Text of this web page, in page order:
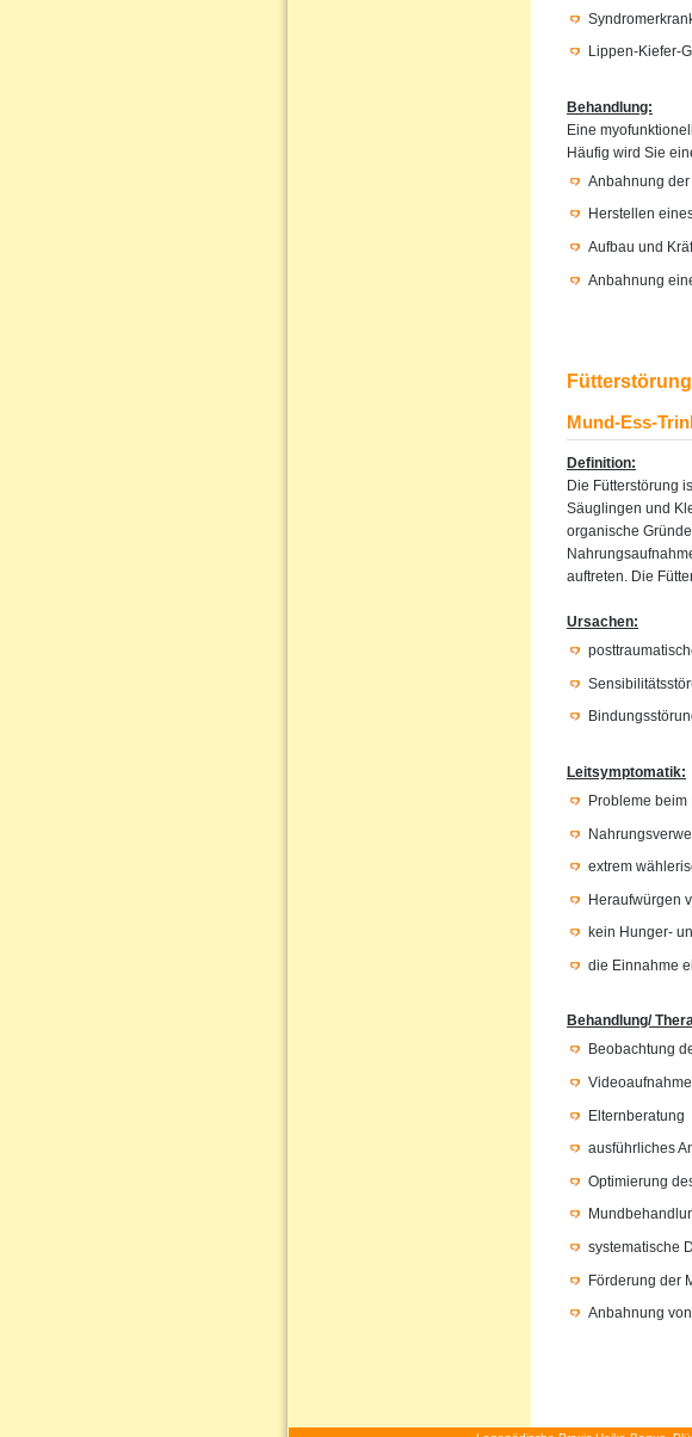
Lippen-Kiefer-
Behandlung:
Eine
Häufig wird Sie
Anbahnung
Herstellen
Aufbau und
Anbahnung
Fütterstörung
Mund-Ess-
Definition:
Die Fütterstörung
Säuglingen und
organische
auftreten. Die
Ursachen:
Leitsymptomatik:
Probleme
extrem
Heraufwürgen
kein Hunger-
die Einnahme
Behandlung/
Beobachtung
Elternberatung
ausführliches
Optimierung
systematische
Förderung der
Anbahnung